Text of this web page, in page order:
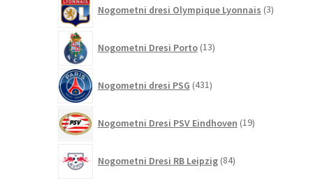
Nogometni dresi Olympique Lyonnais 3izdelki
Nogometni Dresi Porto 13izdelkov
Nogometni dresi PSG 431izdelkov
Nogometni Dresi PSV Eindhoven 19izdelkov
Nogometni Dresi RB Leipzig 84izdelkov